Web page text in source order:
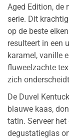
Aged Edition, de
serie. Dit
op de beste
resulteert in een
karamel, vanille
fluweelzachte
zich
De Duvel
blauwe kaas,
tatin. Serveer
degustatieglas